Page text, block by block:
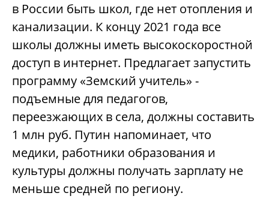
в России быть школ, где нет отопления и
канализации. К концу 2021 года все
школы должны иметь высокоскоростной
доступ в интернет. Предлагает запустить
программу «Земский учитель» -
подъемные для педагогов,
переезжающих в села, должны составить
1 млн руб. Путин напоминает, что
медики, работники образования и
культуры должны получать зарплату не
меньше средней по региону.